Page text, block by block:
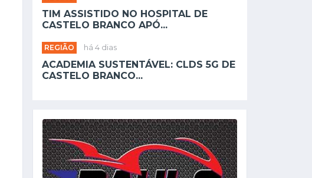
TIM ASSISTIDO NO HOSPITAL DE
CASTELO BRANCO APÓ...
REGIÃO há 4 dias
ACADEMIA SUSTENTÁVEL: CLDS 5G DE
CASTELO BRANCO...